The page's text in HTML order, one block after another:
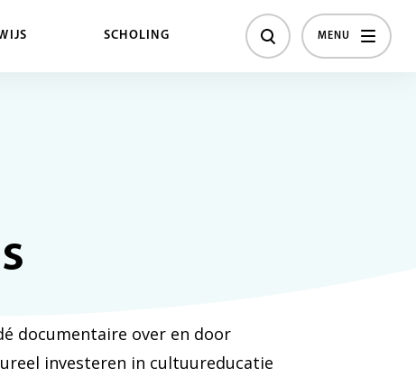
SCHOLING MENU
documentaire over en door
investeren in cultuureducatie